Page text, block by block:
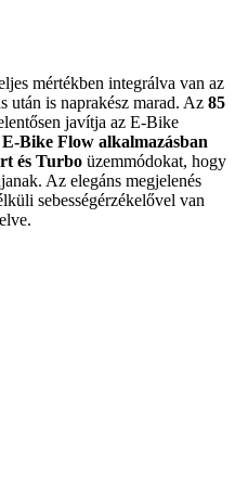
mértékben integrálva van az
után is naprakész marad. Az 85
javítja az E-Bike
E-Bike Flow alkalmazásban
és Turbo üzemmódokat, hogy
Az elegáns megjelenés
sebességérzékelővel van